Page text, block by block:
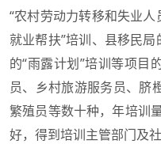
“农村劳动力转移和失业
就业帮扶”培训、县移民
的“雨露计划”培训等项目
员、乡村旅游服务员、脐
繁殖员等数十种，年培训
好，得到培训主管部门及